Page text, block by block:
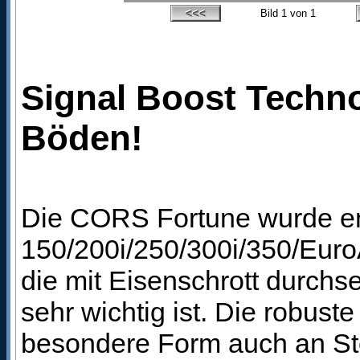
Bild 1 von 1
Signal Boost
Böden!
Die CORS Fortune wurde
150/200i/250/300i/350/
die mit Eisenschrott
sehr wichtig ist. Die
besondere Form auch an